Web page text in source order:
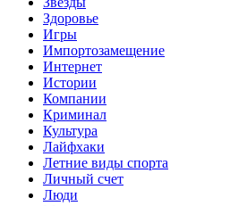
Здоровье
Игры
Импортозамещение
Интернет
Истории
Компании
Криминал
Культура
Лайфхаки
Летние виды спорта
Личный счет
Люди